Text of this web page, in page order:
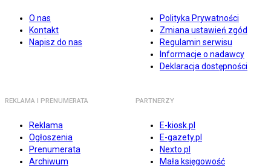
O nas
Kontakt
Napisz do nas
Polityka Prywatności
Zmiana ustawień zgód
Regulamin serwisu
Informacje o nadawcy
Deklaracja dostępności
REKLAMA I PRENUMERATA
Reklama
Ogłoszenia
Prenumerata
Archiwum
PARTNERZY
E-kiosk.pl
E-gazety.pl
Nexto.pl
Mała księgowość